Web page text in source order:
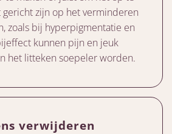
gericht zijn op het verminderen
zoals bij hyperpigmentatie en
kunnen pijn en jeuk
het litteken soepeler worden.
verwijderen